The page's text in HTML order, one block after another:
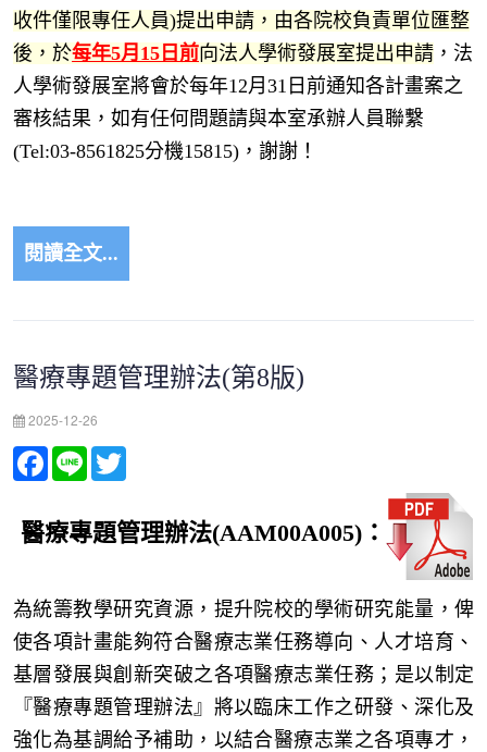
收件僅限專任人員)提出申請，由各院校負責單位匯整
後，於每年5月15日前向法人學術發展室提出申請 ，法
人學術發展室將會於每年12月31日前通知各計畫案之
審核結果，如有任何問題請與本室承辦人員聯繫
(Tel:03-8561825分機15815)，謝謝！
閱讀全文...
醫療專題管理辦法(第8版)
2025-12-26
Facebook
Line
醫療專題管理辦法(AAM00A005) ：
為統籌教學研究資源，提升院校的學術研究能量，俾
使各項計畫能夠符合醫療志業任務導向、人才培育、
基層發展與創新突破之各項醫療志業任務；是以制定
『醫療專題管理辦法』將以臨床工作之研發、深化及
強化為基調給予補助，以結合醫療志業之各項專才，